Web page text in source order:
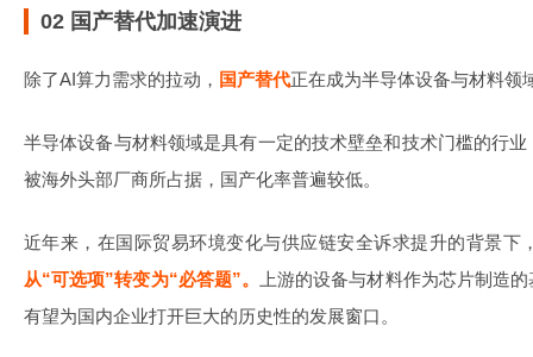
02 国产替代加速演进
除了AI算力需求的拉动， 国产替代正在成为半导体设备与材料领
半导体设备与材料领域是具有一定的技术壁垒和技术门槛的行
被海外头部厂商所占据，国产化率普遍较低。
近年来，在国际贸易环境变化与供应链安全诉求提升的背景下
从“可选项”转变为“必答题”。
上游的设备与材料作为芯片制造
有望为国内企业打开巨大的历史性的发展窗口。